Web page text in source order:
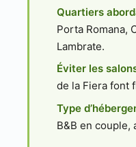
Quartiers
Porta Romana,
Lambrate.
Éviter les
de la Fiera font
Type
B&B en couple,